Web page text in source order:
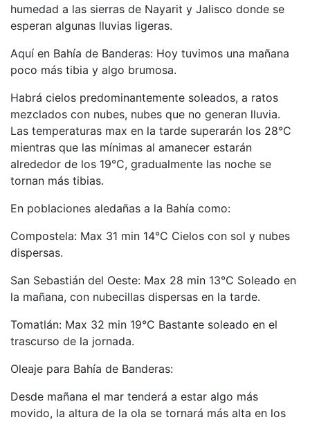
humedad a las sierras de Nayarit y Jalisco donde se
esperan algunas lluvias ligeras.
Aquí en Bahía de Banderas: Hoy tuvimos una mañana
poco más tibia y algo brumosa.
Habrá cielos predominantemente soleados, a ratos
mezclados con nubes, nubes que no generan lluvia.
Las temperaturas max en la tarde superarán los 28°C
mientras que las mínimas al amanecer estarán
alrededor de los 19°C, gradualmente las noche se
tornan más tibias.
En poblaciones aledañas a la Bahía como:
Compostela: Max 31 min 14°C Cielos con sol y nubes
dispersas.
San Sebastián del Oeste: Max 28 min 13°C Soleado en
la mañana, con nubecillas dispersas en la tarde.
Tomatlán: Max 32 min 19°C Bastante soleado en el
trascurso de la jornada.
Oleaje para Bahía de Banderas:
Desde mañana el mar tenderá a estar algo más
movido, la altura de la ola se tornará más alta en los